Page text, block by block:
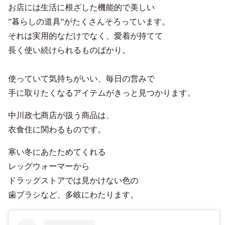
お店には生活に根ざした機能的で美しい
”暮らしの道具”がたくさんそろっています。
それは実用的なだけでなく、愛着が持てて
長く使い続けられるものばかり。
使っていて気持ちがいい、毎日の営みで
手に取りたくなるアイテムがきっと見つかります。
中川政七商店が扱う商品は、
衣食住に関わるものです。
寒い冬にあたためてくれる
レッグウォーマーから
ドラッグストアでは見かけない色の
歯ブラシなど、多岐にわたります。